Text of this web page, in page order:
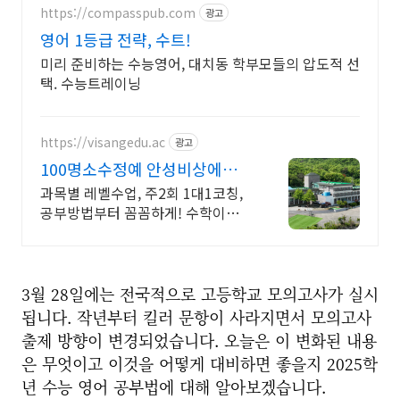
https://compasspub.com 광고
영어 1등급 전략, 수트!
미리 준비하는 수능영어, 대치동 학부모들의 압도적 선
택. 수능트레이닝
https://visangedu.ac 광고
100명소수정예 안성비상에듀 1
대1 밀착코칭 기숙학원
과목별 레벨수업, 주2회 1대1코칭,
공부방법부터 꼼꼼하게! 수학이강한
3월 28일에는 전국적으로 고등학교 모의고사가 실시
됩니다. 작년부터 킬러 문항이 사라지면서 모의고사
출제 방향이 변경되었습니다. 오늘은 이 변화된 내용
은 무엇이고 이것을 어떻게 대비하면 좋을지 2025학
년 수능 영어 공부법에 대해 알아보겠습니다.